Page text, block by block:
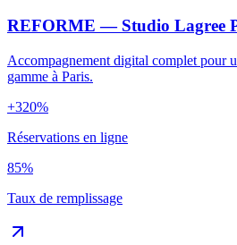
REFORME — Studio Lagree
Accompagnement digital complet pour
gamme à Paris.
+320%
Réservations en ligne
85%
Taux de remplissage